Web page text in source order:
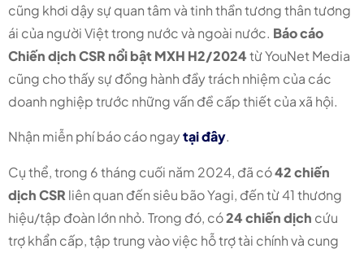
cũng khơi dậy sự quan tâm và tinh thần tương thân tương
ái của người Việt trong nước và ngoài nước. Báo cáo
Chiến dịch CSR nổi bật MXH H2/2024từ YouNet Media
cũng cho thấy sự đồng hành đầy trách nhiệm của các
doanh nghiệp trước những vấn đề cấp thiết của xã hội.
Nhận miễn phí báo cáo ngaytại đây.
Cụ thể, trong 6 tháng cuối năm 2024, đã có42 chiến
dịch CSR liên quan đến siêu bão Yagi, đến từ 41 thương
hiệu/tập đoàn lớn nhỏ. Trong đó, có24 chiến dịch cứu
trợ khẩn cấp, tập trung vào việc hỗ trợ tài chính và cung